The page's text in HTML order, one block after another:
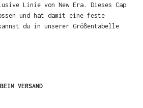
Linie von New Era. Dieses Cap
und hat damit eine feste
du in unserer Größentabelle
VERSAND